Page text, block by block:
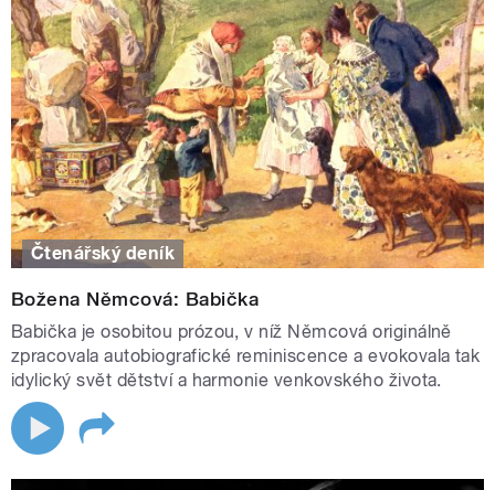
Čtenářský deník
Božena Němcová: Babička
Babička je osobitou prózou, v níž Němcová originálně
zpracovala autobiografické reminiscence a evokovala tak
idylický svět dětství a harmonie venkovského života.